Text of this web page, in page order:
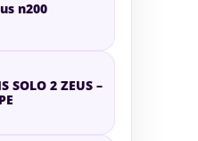
n200
SOLO 2 ZEUS –